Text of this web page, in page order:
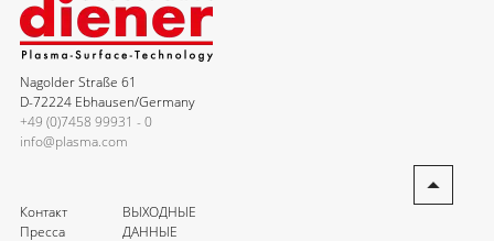
Nagolder Straße 61
D-72224 Ebhausen/Germany
+49 (0)7458 99931 - 0
info@plasma.com
Контакт
Пресса
ВЫХОДНЫЕ
ДАННЫЕ